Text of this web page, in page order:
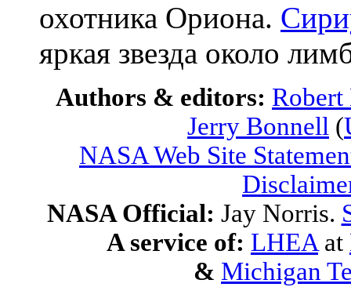
охотника Ориона.
яркая звезда около
Authors & editors:
Jerry Bonnell (
NASA Web Site
NASA Official: Jay Norris.
A service of: LHEA at
& Michigan